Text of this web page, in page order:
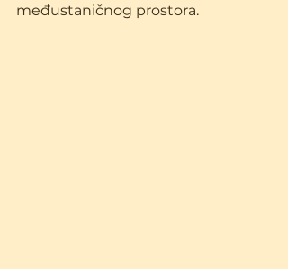
međustaničnog prostora.